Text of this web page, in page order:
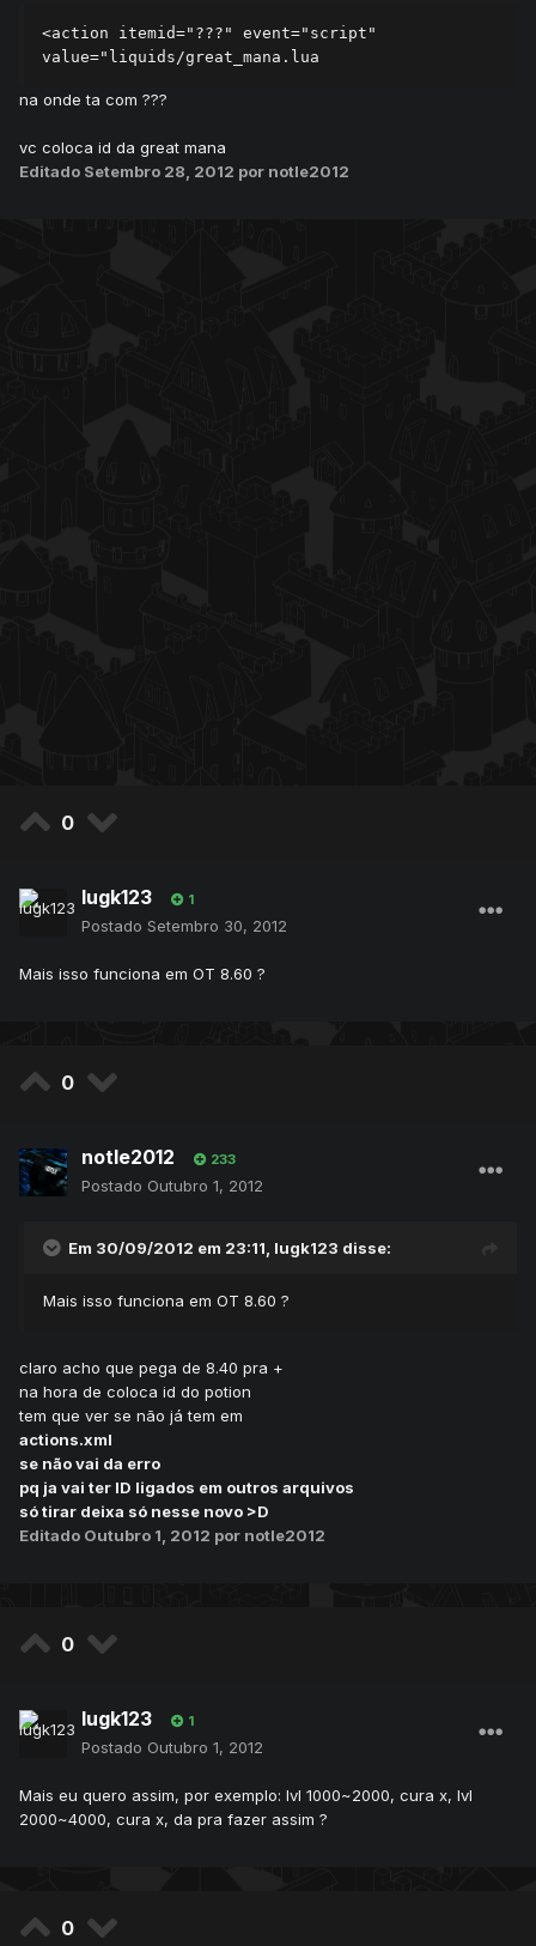
<action itemid="???" event="script"
value="liquids/great_mana.lua
na onde ta com ???
vc coloca id da great mana
Editado Setembro 28, 2012 por notle2012
0
lugk123 1
Postado Setembro 30, 2012
Mais isso funciona em OT 8.60 ?
0
notle2012 233
Postado Outubro 1, 2012
Em 30/09/2012 em 23:11, lugk123 disse:
Mais isso funciona em OT 8.60 ?
claro acho que pega de 8.40 pra +
na hora de coloca id do potion
tem que ver se não já tem em
actions.xml
se não vai da erro
pq ja vai ter ID ligados em outros arquivos
só tirar deixa só nesse novo >D
Editado Outubro 1, 2012 por notle2012
0
lugk123 1
Postado Outubro 1, 2012
Mais eu quero assim, por exemplo: lvl 1000~2000, cura x, lvl
2000~4000, cura x, da pra fazer assim ?
0